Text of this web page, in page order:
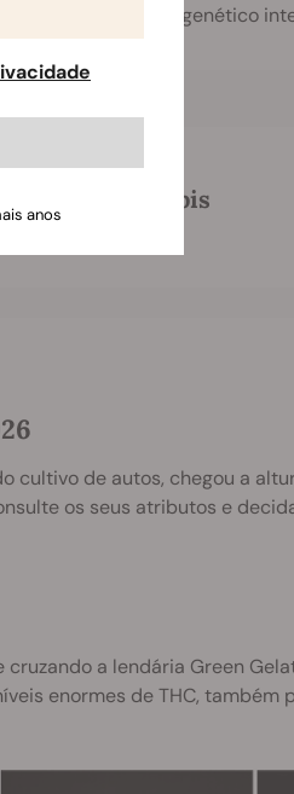
devido ao relógio genético
de Canábis
cultivo de autos, chegou a
os seus atributos e
a lendária Green
enormes de THC, também
anos